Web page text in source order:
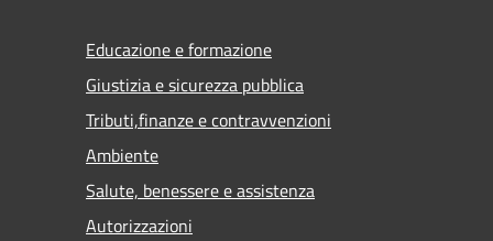
Educazione e formazione
Giustizia e sicurezza pubblica
Tributi,finanze e contravvenzioni
Ambiente
Salute, benessere e assistenza
Autorizzazioni